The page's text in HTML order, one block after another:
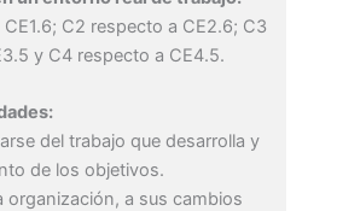
C2 respecto a CE2.6; C3
y C4 respecto a CE4.5.
del trabajo que desarrolla y
de los objetivos.
organización, a sus cambios